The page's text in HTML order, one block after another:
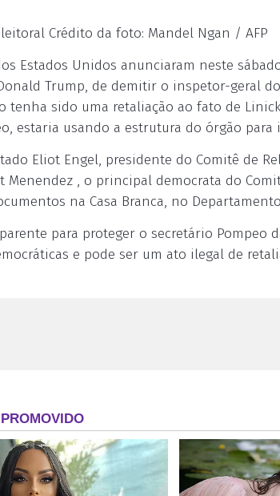
Crédito da foto: Mandel Ngan / AFP
Estados Unidos anunciaram neste
Trump, de demitir o inspetor-geral
tenha sido uma retaliação ao fato de
estaria usando a estrutura do órgão para
Eliot Engel, presidente do Comitê de
Menendez , o principal democrata do
na Casa Branca, no
para proteger o secretário Pompeo
e pode ser um ato ilegal de